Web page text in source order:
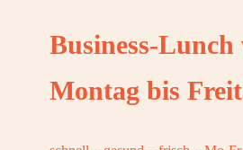
Business-Lunch
Montag bis